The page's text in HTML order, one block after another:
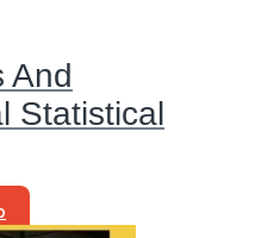
And
Statistical